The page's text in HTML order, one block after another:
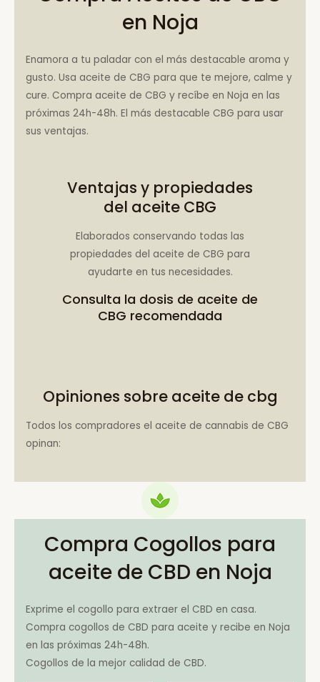
en Noja
Enamora a tu paladar con el más destacable aroma y
gusto. Usa aceite de CBG para que te mejore, calme y
cure. Compra aceite de CBG y recíbe en Noja en las
próximas 24h-48h. El más destacable CBG para usar
sus ventajas.
Ventajas y propiedades
del aceite CBG
Elaborados conservando todas las
propiedades del aceite de CBG para
ayudarte en tus necesidades.
Consulta la dosis de aceite de
CBG recomendada
Opiniones sobre aceite de cbg
Todos los compradores el aceite de cannabis de CBG
opinan:
Compra Cogollos para
aceite de CBD en Noja
Exprime el cogollo para extraer el CBD en casa.
Compra cogollos de CBD para aceite y recibe en Noja
en las próximas 24h-48h.
Cogollos de la mejor calidad de CBD.